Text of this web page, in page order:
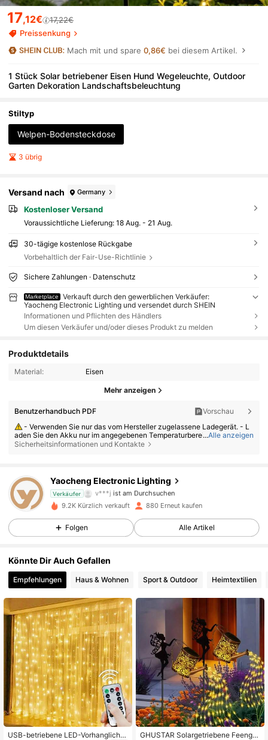
17,12€
17,22€
Preissenkung
Mach mit und spare0,86€ bei diesem Artikel.
1 Stück Solar betriebener Eisen Hund Wegeleuchte, Outdoor
Garten Dekoration Landschaftsbeleuchtung
Stiltyp
Welpen-Bodensteckdose
3 übrig
Versand nach Germany
Kostenloser Versand
Voraussichtliche Lieferung: 18 Aug. - 21 Aug.
30-tägige kostenlose Rückgabe
Vorbehaltlich der Fair-Use-Richtlinie
Sichere Zahlungen · Datenschutz
Marketplace
Verkauft durch den gewerblichen Verkäufer:
Yaocheng Electronic Lighting und versendet durch SHEIN
Informationen und Pflichten des Händlers
Um diesen Verkäufer und/oder dieses Produkt zu melden
Produktdetails
Material: Eisen
Mehr anzeigen
Benutzerhandbuch PDF
Vorschau
- Verwenden Sie nur das vom Hersteller zugelassene Ladegerät. - L
aden Sie den Akku nur im angegebenen Temperaturbereich.
- Der Einsatz eines falschen Batterietyps kann zu Brand oder Explosi
er niedrigem Luftdruck kann zu einer Explosion oder zum Austreten von
brennbaren Flüssigkeiten oder Gasen führen.
...Alle anzeigen
Sicherheitsinformationen und Kontakte
Yaocheng Electronic Lighting
Verkäufer v***j ist am Durchsuchen
4,80
653 Follower
4,80 653 Follower
4,80 653 Follower
4,80 653 Follower
4,80 653 Follower
9.2K Kürzlich verkauft 880 Erneut kaufen
Folgen Alle Artikel
Könnte Dir Auch Gefallen
Empfehlungen Haus & Wohnen Sport & Outdoor Heimtextilien
USB-betriebene LED-Vorhanglichte
GHUSTAR Solargetriebene Feengie
#3 Bestseller
in Eisen Außenbeleuchtung
20 übrig